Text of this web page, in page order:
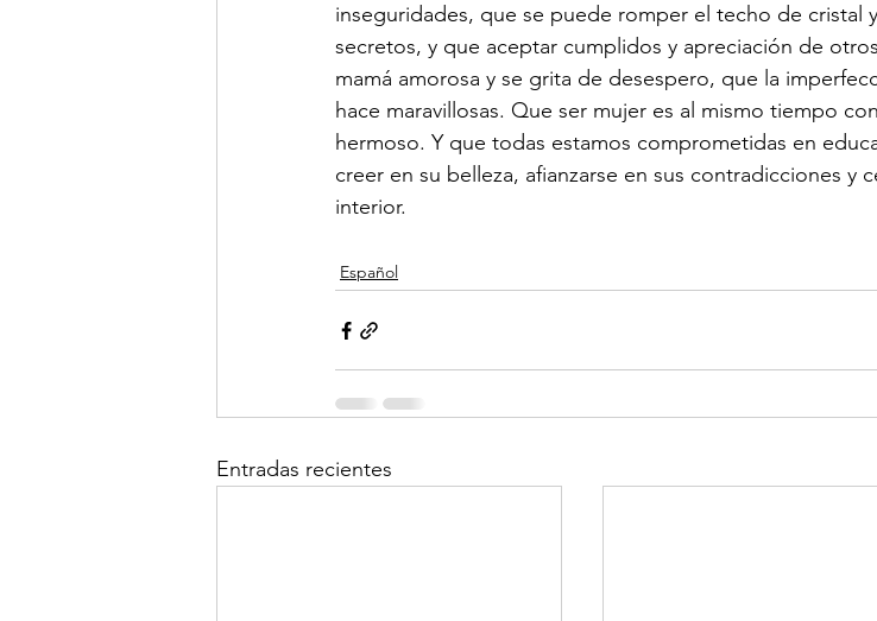
inseguridades, que se puede romper el techo de cristal
secretos, y que aceptar cumplidos y apreciación de
mamá amorosa y se grita de desespero, que la
hace maravillosas. Que ser mujer es al mismo tiempo
hermoso. Y que todas estamos comprometidas en
creer en su belleza, afianzarse en sus contradicciones y
interior.
Español
Entradas recientes